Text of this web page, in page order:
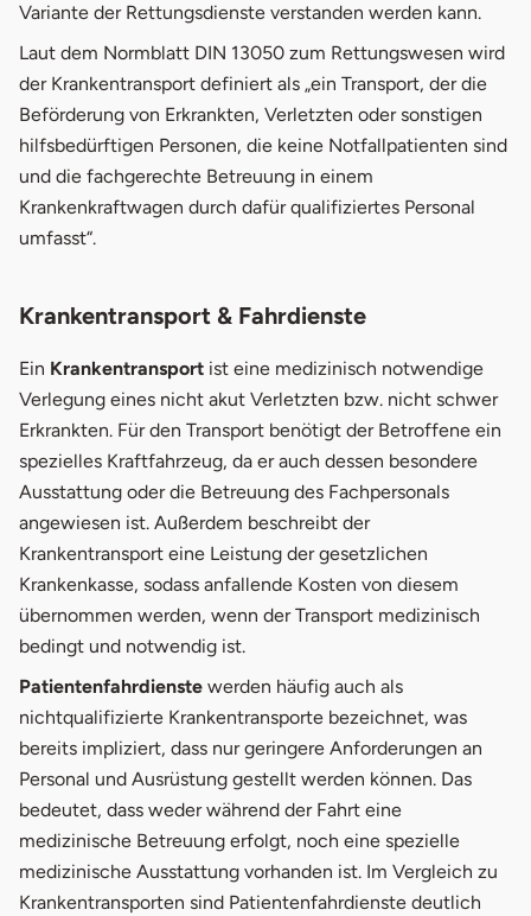
Variante der Rettungsdienste verstanden werden kann.
Laut dem Normblatt DIN 13050 zum Rettungswesen wird
der Krankentransport definiert als „ein Transport, der die
Beförderung von Erkrankten, Verletzten oder sonstigen
hilfsbedürftigen Personen, die keine Notfallpatienten sind
und die fachgerechte Betreuung in einem
Krankenkraftwagen durch dafür qualifiziertes Personal
umfasst“.
Krankentransport & Fahrdienste
Ein Krankentransport ist eine medizinisch notwendige
Verlegung eines nicht akut Verletzten bzw. nicht schwer
Erkrankten. Für den Transport benötigt der Betroffene ein
spezielles Kraftfahrzeug, da er auch dessen besondere
Ausstattung oder die Betreuung des Fachpersonals
angewiesen ist. Außerdem beschreibt der
Krankentransport eine Leistung der gesetzlichen
Krankenkasse, sodass anfallende Kosten von diesem
übernommen werden, wenn der Transport medizinisch
bedingt und notwendig ist.
Patientenfahrdienste werden häufig auch als
nichtqualifizierte Krankentransporte bezeichnet, was
bereits impliziert, dass nur geringere Anforderungen an
Personal und Ausrüstung gestellt werden können. Das
bedeutet, dass weder während der Fahrt eine
medizinische Betreuung erfolgt, noch eine spezielle
medizinische Ausstattung vorhanden ist. Im Vergleich zu
Krankentransporten sind Patientenfahrdienste deutlich